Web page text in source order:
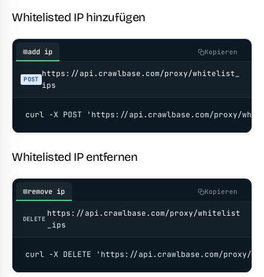
Whitelisted IP hinzufügen
add ip Kopieren
POST
https://api.crawlbase.com/proxy/whitelist_
ips
curl -X POST 'https://api.crawlbase.com/proxy/
Whitelisted IP entfernen
remove ip Kopieren
DELETE
https://api.crawlbase.com/proxy/whitelist
_ips
curl -X DELETE 'https://api.crawlbase.com/proxy/